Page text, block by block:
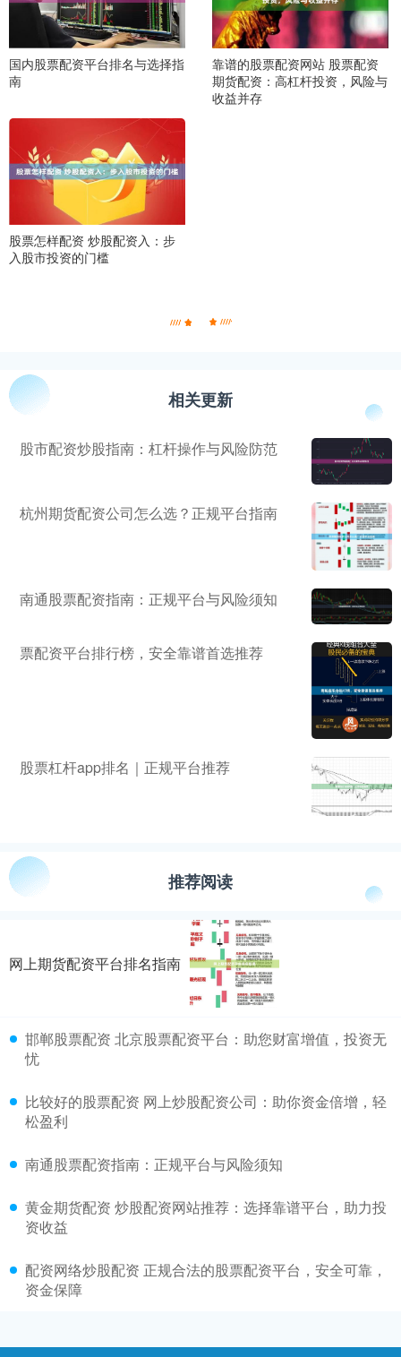
国内股票配资平台排名与选择指
南
靠谱的股票配资网站 股票配资
期货配资：高杠杆投资，风险与
收益并存
股票怎样配资 炒股配资入：步
入股市投资的门槛
相关更新
股市配资炒股指南：杠杆操作与风险防范
杭州期货配资公司怎么选？正规平台指南
南通股票配资指南：正规平台与风险须知
票配资平台排行榜，安全靠谱首选推荐
股票杠杆app排名｜正规平台推荐
推荐阅读
网上期货配资平台排名指南
邯郸股票配资 北京股票配资平台：助您财富增值，投资无
忧
比较好的股票配资 网上炒股配资公司：助你资金倍增，轻
松盈利
南通股票配资指南：正规平台与风险须知
黄金期货配资 炒股配资网站推荐：选择靠谱平台，助力投
资收益
配资网络炒股配资 正规合法的股票配资平台，安全可靠，
资金保障